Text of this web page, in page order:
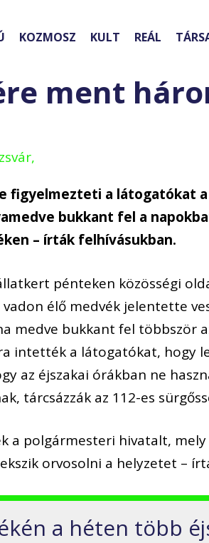
KOZMOSZ KULT REÁL
ment
figyelmezteti a látogatókat a
bukkant fel a
– írták felhívásukban.
pénteken közösségi
élő medvék jelentette
medve bukkant fel többször
intették a látogatókat, hogy
az éjszakai órákban ne
tárcsázzák az 112-es
a polgármesteri hivatalt,
orvosolni a helyzetet –
a héten több